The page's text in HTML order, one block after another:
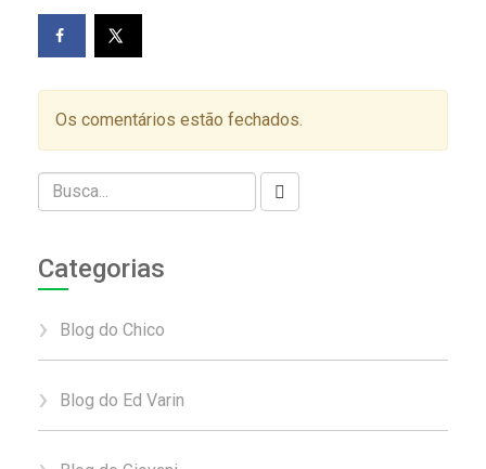
Os comentários estão fechados.
Categorias
Blog do Chico
Blog do Ed Varin